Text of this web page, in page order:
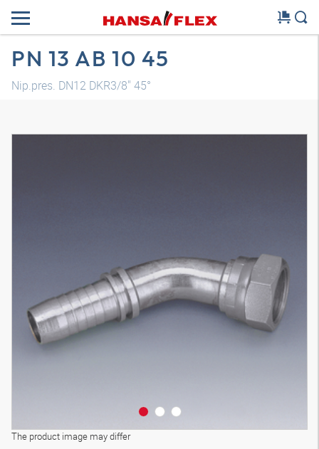
PN 13 AB 10 45
Nip.pres. DN12 DKR3/8" 45°
The product image may differ
Model 3D